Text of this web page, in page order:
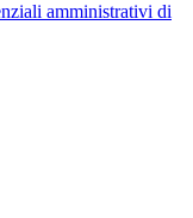
amministrativi di